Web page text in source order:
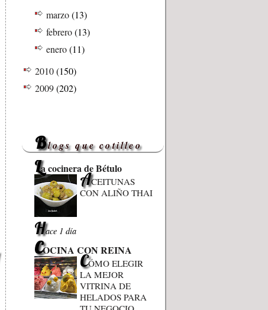
marzo(13)
febrero(13)
enero(11)
2010(150)
2009(202)
Blogs que cotilleo
La cocinera de Bétulo
ACEITUNAS
CON ALIÑO THAI
Hace 1 día
COCINA CON REINA
CÓMO ELEGIR
LA MEJOR
VITRINA DE
HELADOS PARA